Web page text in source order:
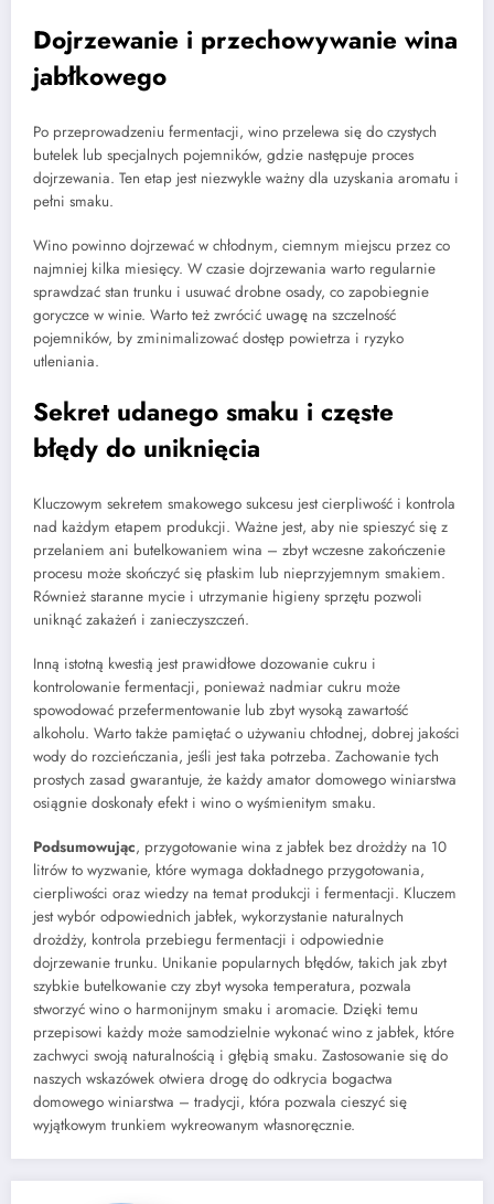
Dojrzewanie i przechowywanie wina
jabłkowego
Po przeprowadzeniu fermentacji, wino przelewa się do czystych
butelek lub specjalnych pojemników, gdzie następuje proces
dojrzewania. Ten etap jest niezwykle ważny dla uzyskania aromatu i
pełni smaku.
Wino powinno dojrzewać w chłodnym, ciemnym miejscu przez co
najmniej kilka miesięcy. W czasie dojrzewania warto regularnie
sprawdzać stan trunku i usuwać drobne osady, co zapobiegnie
goryczce w winie. Warto też zwrócić uwagę na szczelność
pojemników, by zminimalizować dostęp powietrza i ryzyko
utleniania.
Sekret udanego smaku i częste
błędy do uniknięcia
Kluczowym sekretem smakowego sukcesu jest cierpliwość i kontrola
nad każdym etapem produkcji. Ważne jest, aby nie spieszyć się z
przelaniem ani butelkowaniem wina – zbyt wczesne zakończenie
procesu może skończyć się płaskim lub nieprzyjemnym smakiem.
Również staranne mycie i utrzymanie higieny sprzętu pozwoli
uniknąć zakażeń i zanieczyszczeń.
Inną istotną kwestią jest prawidłowe dozowanie cukru i
kontrolowanie fermentacji, ponieważ nadmiar cukru może
spowodować przefermentowanie lub zbyt wysoką zawartość
alkoholu. Warto także pamiętać o używaniu chłodnej, dobrej jakości
wody do rozcieńczania, jeśli jest taka potrzeba. Zachowanie tych
prostych zasad gwarantuje, że każdy amator domowego winiarstwa
osiągnie doskonały efekt i wino o wyśmienitym smaku.
Podsumowując, przygotowanie wina z jabłek bez drożdży na 10
litrów to wyzwanie, które wymaga dokładnego przygotowania,
cierpliwości oraz wiedzy na temat produkcji i fermentacji. Kluczem
jest wybór odpowiednich jabłek, wykorzystanie naturalnych
drożdży, kontrola przebiegu fermentacji i odpowiednie
dojrzewanie trunku. Unikanie popularnych błędów, takich jak zbyt
szybkie butelkowanie czy zbyt wysoka temperatura, pozwala
stworzyć wino o harmonijnym smaku i aromacie. Dzięki temu
przepisowi każdy może samodzielnie wykonać wino z jabłek, które
zachwyci swoją naturalnością i głębią smaku. Zastosowanie się do
naszych wskazówek otwiera drogę do odkrycia bogactwa
domowego winiarstwa – tradycji, która pozwala cieszyć się
wyjątkowym trunkiem wykreowanym własnoręcznie.